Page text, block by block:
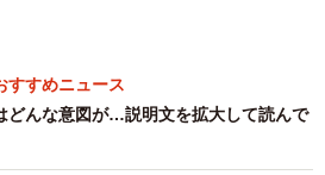
学旅行生『ぷっ、、、、はははは
後世に語り継ぐべき世紀の愚策」
ば、「いわゆるスピード感もって
すすめニュース
どんな意図が…説明文を拡大して読んで